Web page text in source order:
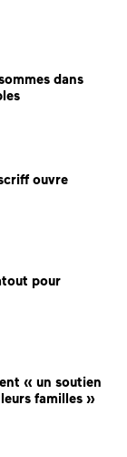
dans
ouvre
pour
« un soutien
familles »